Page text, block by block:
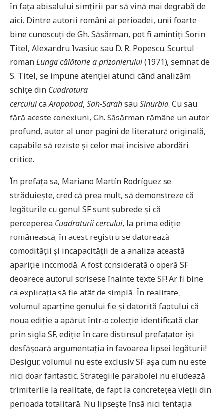
în faţa abisalului simţirii par să vină mai degrabă de
aici. Dintre autorii români ai perioadei, unii foarte
bine cunoscuţi de Gh. Săsărman, pot fi amintiţi Sorin
Titel, Alexandru Ivasiuc sau D. R. Popescu. Scurtul
romanLunga călătorie a prizonierului(1971), semnat de
S. Titel, se impune atenţiei atunci când analizăm
schiţe din Cuadratura
cerculuicaArapabad, Sah‑SarahsauSinurbia. Cu sau
fără aceste conexiuni, Gh. Săsărman rămâne un autor
profund, autor al unor pagini de literatură originală,
capabile să reziste şi celor mai incisive abordări
critice.
În prefaţa sa, Mariano Martín Rodríguez se
străduieşte, cred că prea mult, să demonstreze că
legăturile cu genul SF sunt şubrede şi că
perceperea Cuadraturii cercului, la prima ediţie
românească, în acest registru se datorează
comodităţii şi incapacităţii de a analiza această
apariţie incomodă. A fost considerată o operă SF
deoarece autorul scrisese înainte texte SF! Ar fi bine
ca explicaţia să fie atât de simplă. În realitate,
volumul aparţine genului fie şi datorită faptului că
noua ediţie a apărut într‑o colecţie identificată clar
prin sigla SF, ediţie în care distinsul prefaţator îşi
desfăşoară argumentaţia în favoarea lipsei legăturii!
Desigur, volumul nu este exclusiv SF aşa cum nu este
nici doar fantastic. Strategiile parabolei nu eludează
trimiterile la realitate, de fapt la concreteţea vieţii din
perioada totalitară. Nu lipseşte însă nici tentaţia